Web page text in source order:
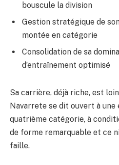
bouscule la division
Gestion stratégique de
montée en catégorie
Consolidation de sa
d’entraînement optimisé
Sa carrière, déjà riche, est
Navarrete se dit ouvert à une
quatrième catégorie, à
de forme remarquable et ce
faille.